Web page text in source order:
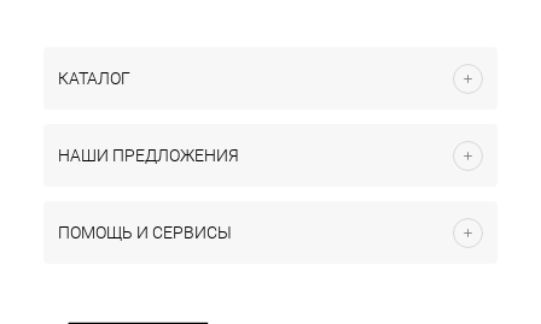
КАТАЛОГ
НАШИ ПРЕДЛОЖЕНИЯ
ПОМОЩЬ И СЕРВИСЫ